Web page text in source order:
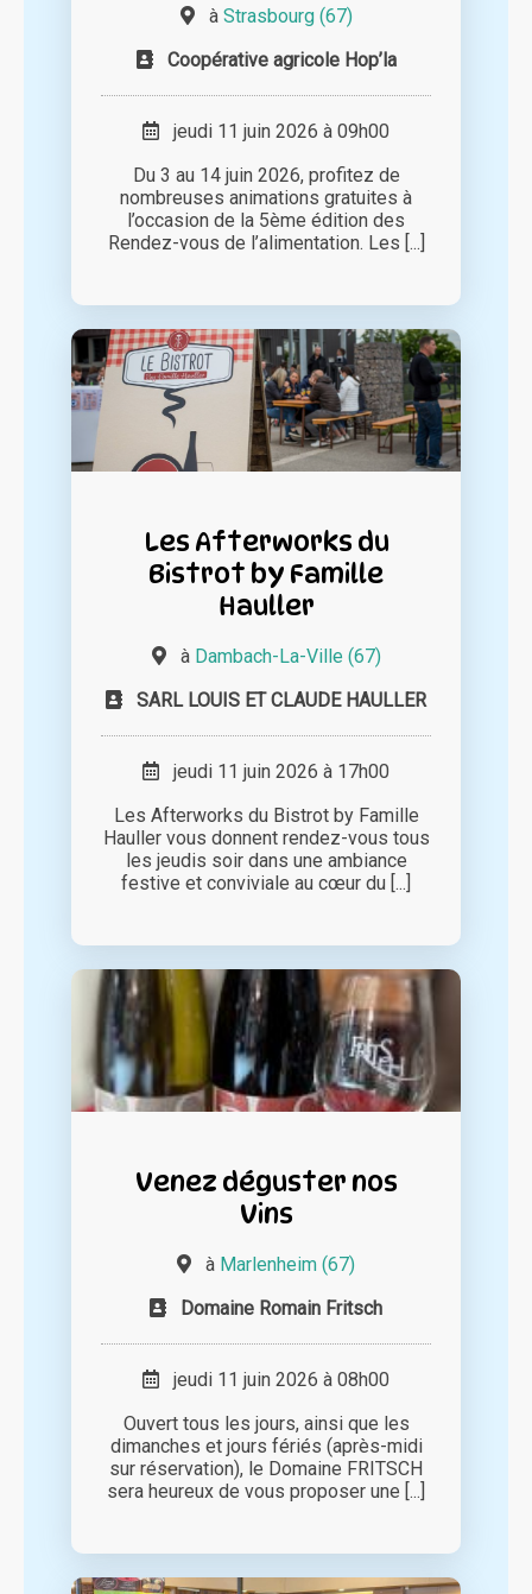
à Strasbourg (67)
Coopérative agricole Hop’la
jeudi 11 juin 2026 à 09h00
Du 3 au 14 juin 2026, profitez de
nombreuses animations gratuites à
l’occasion de la 5ème édition des
Rendez-vous de l’alimentation. Les [...]
Les Afterworks du
Bistrot by Famille
Hauller
à Dambach-La-Ville (67)
SARL LOUIS ET CLAUDE HAULLER
jeudi 11 juin 2026 à 17h00
Les Afterworks du Bistrot by Famille
Hauller vous donnent rendez-vous tous
les jeudis soir dans une ambiance
festive et conviviale au cœur du [...]
Venez déguster nos
Vins
à Marlenheim (67)
Domaine Romain Fritsch
jeudi 11 juin 2026 à 08h00
Ouvert tous les jours, ainsi que les
dimanches et jours fériés (après-midi
sur réservation), le Domaine FRITSCH
sera heureux de vous proposer une [...]